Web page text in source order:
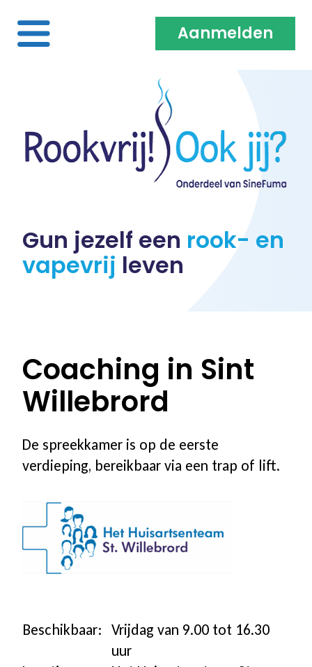
Home
Over ons
Medewerkers & Coaches
Heb je een klacht?
Ons programma
Stoppen met roken
Stoppen met vapen
Coaching individueel
Coaching icm kinderwens | zwanger
Aanmelden
Gun jezelf een rook- en
vapevrij leven
Coaching in Sint
Willebrord
De spreekkamer is op de eerste
verdieping, bereikbaar via een trap of lift.
Beschikbaar: Vrijdag van 9.00 tot 16.30
uur